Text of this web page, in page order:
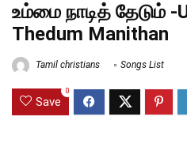
உம்மை நாடித் தேடும் -
Thedum Manithan
Tamil christians Songs List
Save
0